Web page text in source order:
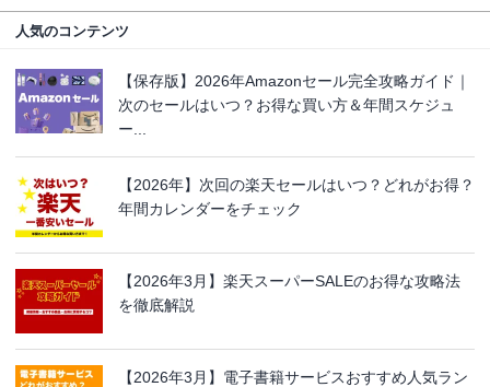
人気のコンテンツ
【保存版】2026年Amazonセール完全攻略ガイド｜
次のセールはいつ？お得な買い方＆年間スケジュ
ー...
【2026年】次回の楽天セールはいつ？どれがお得？
年間カレンダーをチェック
【2026年3月】楽天スーパーSALEのお得な攻略法
を徹底解説
【2026年3月】電子書籍サービスおすすめ人気ラン